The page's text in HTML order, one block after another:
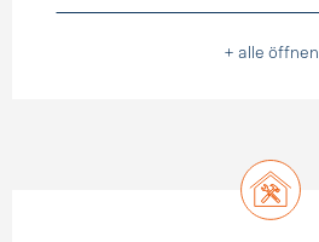
+ alle öffnen